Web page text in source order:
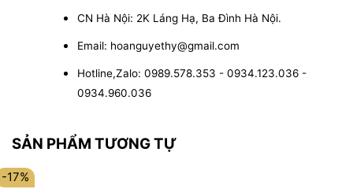
CN Hà Nội: 2K Láng Hạ, Ba Đình Hà Nội.
Email: hoanguyethy@gmail.com
Hotline,Zalo: 0989.578.353 - 0934.123.036 -
0934.960.036
SẢN PHẨM TƯƠNG TỰ
-17%